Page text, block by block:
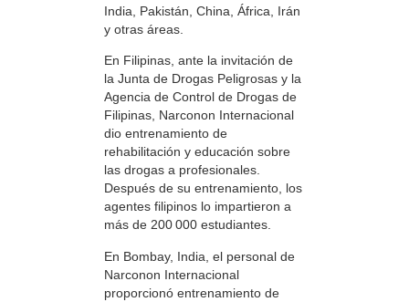
India, Pakistán, China, África, Irán
y otras áreas.
En Filipinas, ante la invitación de
la Junta de Drogas Peligrosas y la
Agencia de Control de Drogas de
Filipinas, Narconon Internacional
dio entrenamiento de
rehabilitación y educación sobre
las drogas a profesionales.
Después de su entrenamiento, los
agentes filipinos lo impartieron a
más de 200 000 estudiantes.
En Bombay, India, el personal de
Narconon Internacional
proporcionó entrenamiento de